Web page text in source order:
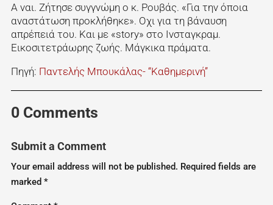
Α ναι. Ζήτησε συγγνώμη ο κ. Ρουβάς. «Για την όποια
αναστάτωση προκλήθηκε». Οχι για τη βάναυση
απρέπειά του. Και με «story» στο Ινσταγκραμ.
Εικοσιτετράωρης ζωής. Μάγκικα πράματα.
Πηγή: Παντελής Μπουκάλας- “Καθημερινή”
0 Comments
Submit a Comment
Your email address will not be published. Required fields are
marked *